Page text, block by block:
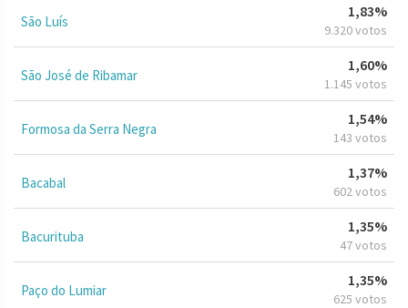
São Luís
1,83%
9.320 votos
São José de Ribamar
1,60%
1.145 votos
Formosa da Serra Negra
1,54%
143 votos
Bacabal
1,37%
602 votos
Bacurituba
1,35%
47 votos
Paço do Lumiar
1,35%
625 votos